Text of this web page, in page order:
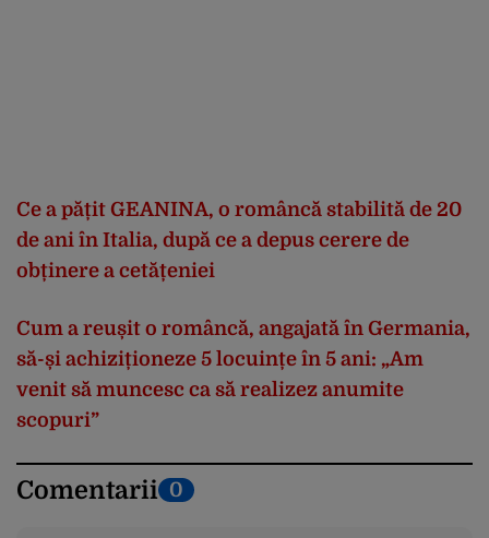
Ce a pățit GEANINA, o româncă stabilită de 20
de ani în Italia, după ce a depus cerere de
obținere a cetățeniei
Cum a reușit o româncă, angajată în Germania,
să-și achiziționeze 5 locuințe în 5 ani: „Am
venit să muncesc ca să realizez anumite
scopuri”
Comentarii 0